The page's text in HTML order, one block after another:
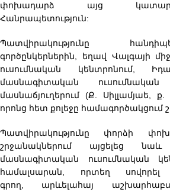
փոխադարձ այց
Հանրապետություն:
Պատվիրակությունը
գործընկերներին, եղավ Վալգայի
ուսումնական կենտրոնում,
մասնագիտական
մասնաճյուղերում (Ք. Սիլլամյաե,
որոնց հետ քոլեջը համագործակցում
Պատվիրակությունը փորձի
շրջանակներում այցելեց
մասնագիտական ուսումնական
համալսարան, որտեղ
գրող, արևելահայ